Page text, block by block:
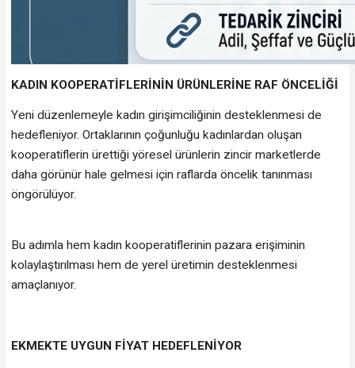
KADIN KOOPERATİFLERİNİN ÜRÜNLERİNE RAF ÖNCELİĞİ
Yeni düzenlemeyle kadın girişimciliğinin desteklenmesi de
hedefleniyor. Ortaklarının çoğunluğu kadınlardan oluşan
kooperatiflerin ürettiği yöresel ürünlerin zincir marketlerde
daha görünür hale gelmesi için raflarda öncelik tanınması
öngörülüyor.
Bu adımla hem kadın kooperatiflerinin pazara erişiminin
kolaylaştırılması hem de yerel üretimin desteklenmesi
amaçlanıyor.
EKMEKTE UYGUN FİYAT HEDEFLENİYOR